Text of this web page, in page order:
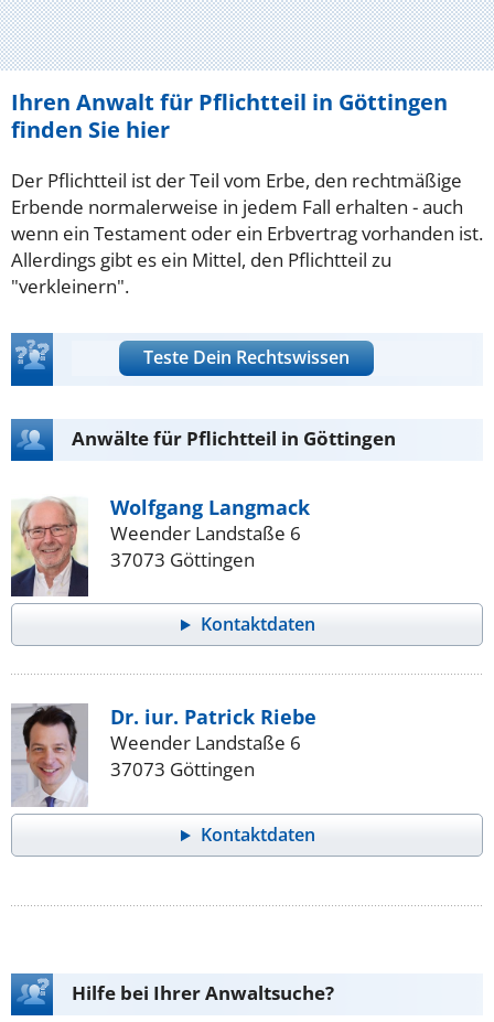
Ihren Anwalt für Pflichtteil in Göttingen
finden Sie hier
Der Pflichtteil ist der Teil vom Erbe, den rechtmäßige
Erbende normalerweise in jedem Fall erhalten - auch
wenn ein Testament oder ein Erbvertrag vorhanden ist.
Allerdings gibt es ein Mittel, den Pflichtteil zu
"verkleinern".
Teste Dein Rechtswissen
Anwälte für Pflichtteil in Göttingen
Wolfgang Langmack
Weender Landstaße 6
37073 Göttingen
Kontaktdaten
Dr. iur. Patrick Riebe
Weender Landstaße 6
37073 Göttingen
Kontaktdaten
Hilfe bei Ihrer Anwaltsuche?